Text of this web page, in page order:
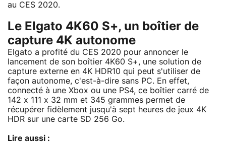
au CES 2020.
Le Elgato 4K60 S+, un boîtier de
capture 4K autonome
Elgato a profité du CES 2020 pour annoncer le
lancement de son boîtier 4K60 S+, une solution de
capture externe en 4K HDR10 qui peut s'utiliser de
façon autonome, c'est-à-dire sans PC. En effet,
connecté à une Xbox ou une PS4, ce boîtier carré de
142 x 111 x 32 mm et 345 grammes permet de
récupérer fidèlement jusqu'à sept heures de jeux 4K
HDR sur une carte SD 256 Go.
Lire aussi :